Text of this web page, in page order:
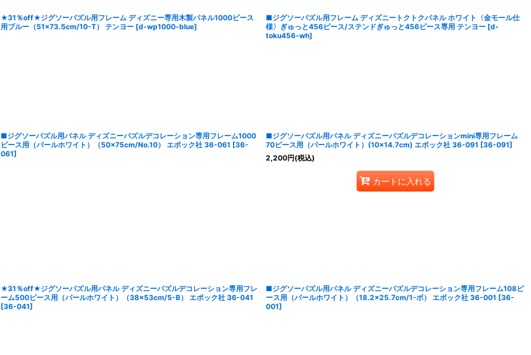
★31％off★ジグソーパズル用フレーム ディズニー専用木製パネル1000ピース
用ブルー（51×73.5cm/10-T） テンヨー [d-wp1000-blue]
■ジグソーパズル用フレーム ディズニートクトクパネル ホワイト〈金モール仕
様〉ぎゅっと456ピース/ステンドぎゅっと456ピース専用 テンヨー [d-
toku456-wh]
■ジグソーパズル用パネル ディズニーパズルデコレーション専用フレーム1000
ピース用（パールホワイト）（50×75cm/No.10） エポック社 36-061 [36-
061]
■ジグソーパズル用パネル ディズニーパズルデコレーションmini専用フレーム
70ピース用（パールホワイト）(10×14.7cm) エポック社 36-091 [36-091]
2,200円(税込)
カートに入れる
★31％off★ジグソーパズル用パネル ディズニーパズルデコレーション専用フレ
ーム500ピース用（パールホワイト）（38×53cm/5-B） エポック社 36-041
[36-041]
■ジグソーパズル用パネル ディズニーパズルデコレーション専用フレーム108ピ
ース用（パールホワイト）（18.2×25.7cm/1-ボ） エポック社 36-001 [36-
001]